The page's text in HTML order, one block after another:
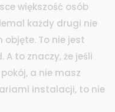
większość osób
każdy drugi nie
objęte. To nie jest
to znaczy, że jeśli
a nie masz
instalacji, to nie